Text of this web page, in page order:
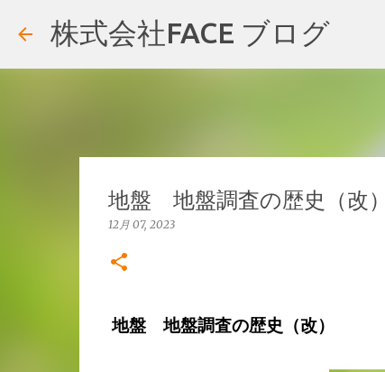
株式会社FACE ブログ
地盤 地盤調査の歴史（改）
12月 07, 2023
地盤 地盤調査の歴史（改）